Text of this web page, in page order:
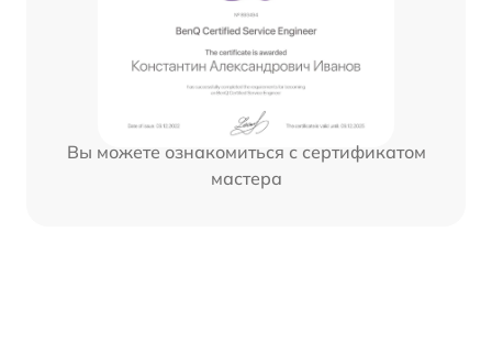
Вы можете ознакомиться с сертификатом
мастера